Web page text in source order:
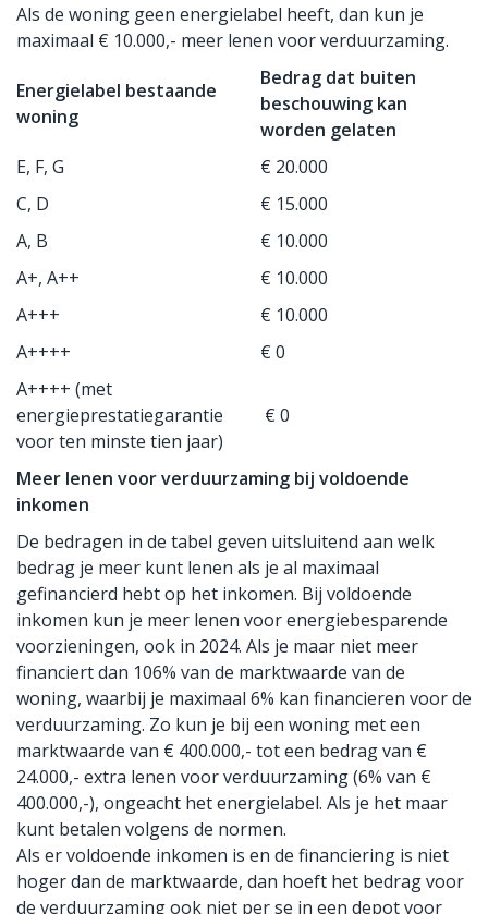
Als de woning geen energielabel heeft, dan kun je
maximaal € 10.000,- meer lenen voor verduurzaming.
Energielabel bestaande
woning
Bedrag dat buiten
beschouwing kan
worden gelaten
E, F, G
€ 20.000
C, D
€ 15.000
A, B
€ 10.000
A+, A++
€ 10.000
A+++
€ 10.000
A++++
€ 0
A++++ (met
energieprestatiegarantie
voor ten minste tien jaar)
€ 0
Meer lenen voor verduurzaming bij voldoende
inkomen
De bedragen in de tabel geven uitsluitend aan welk
bedrag je meer kunt lenen als je al maximaal
gefinancierd hebt op het inkomen. Bij voldoende
inkomen kun je meer lenen voor energiebesparende
voorzieningen, ook in 2024. Als je maar niet meer
financiert dan 106% van de marktwaarde van de
woning, waarbij je maximaal 6% kan financieren voor de
verduurzaming. Zo kun je bij een woning met een
marktwaarde van € 400.000,- tot een bedrag van €
24.000,- extra lenen voor verduurzaming (6% van €
400.000,-), ongeacht het energielabel. Als je het maar
kunt betalen volgens de normen.
Als er voldoende inkomen is en de financiering is niet
hoger dan de marktwaarde, dan hoeft het bedrag voor
de verduurzaming ook niet per se in een depot voor